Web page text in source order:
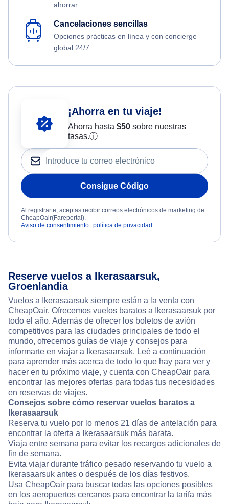
ahorrar.
Cancelaciones sencillas
Opciones prácticas en línea y con concierge
global 24/7.
¡Ahorra en tu viaje!
Ahorra hasta $50sobre nuestras
tasas.ⓘ
Consigue Código
Al registrarte, aceptas recibir correos electrónicos de marketing de
CheapOair(Fareportal).
Aviso de consentimiento política de privacidad
Reserve vuelos a Ikerasaarsuk,
Groenlandia
Vuelos a Ikerasaarsuk siempre están a la venta con
CheapOair. Ofrecemos vuelos baratos a Ikerasaarsuk por
todo el año. Además de ofrecer los boletos de avión
competitivos para las ciudades principales de todo el
mundo, ofrecemos guías de viaje y consejos para
informarte en viajar a Ikerasaarsuk. Leé a continuación
para aprender más acerca de todo lo que hay para ver y
hacer en tu próximo viaje, y cuenta con CheapOair para
encontrar las mejores ofertas para todas tus necesidades
en reservas de viajes.
Consejos sobre cómo reservar vuelos baratos a
Ikerasaarsuk
Reserva tu vuelo por lo menos 21 días de antelación para
encontrar la oferta a Ikerasaarsuk más barata.
Viaja entre semana para evitar los recargos adicionales de
fin de semana.
Evita viajar durante tráfico pesado reservando tu vuelo a
Ikerasaarsuk antes o después de los días festivos.
Usa CheapOair para buscar todas las opciones posibles
en los aeropuertos cercanos para encontrar la tarifa más